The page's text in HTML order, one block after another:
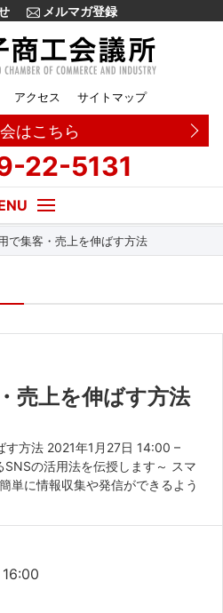
メルマガ登録
アクセス サイトマップ
はこちら
22-5131
で集客・売上を伸ばす方法
売上を伸ばす方法
す方法 2021年1月27日 14:00 –
の活用法を伝授します～ スマ
単に情報収集や発信ができるよう
16:00